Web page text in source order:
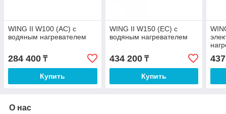
WING II W100 (AC) с
водяным нагревателем
284 400 ₸
Купить
WING II W150 (EC) с
водяным нагревателем
434 200₸
Купить
О нас